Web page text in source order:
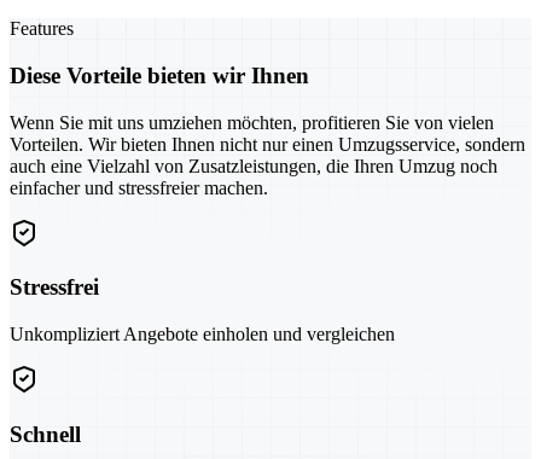
Features
Diese Vorteile bieten wir Ihnen
Wenn Sie mit uns umziehen möchten, profitieren Sie von vielen
Vorteilen. Wir bieten Ihnen nicht nur einen Umzugsservice, sondern
auch eine Vielzahl von Zusatzleistungen, die Ihren Umzug noch
einfacher und stressfreier machen.
Stressfrei
Unkompliziert Angebote einholen und vergleichen
Schnell